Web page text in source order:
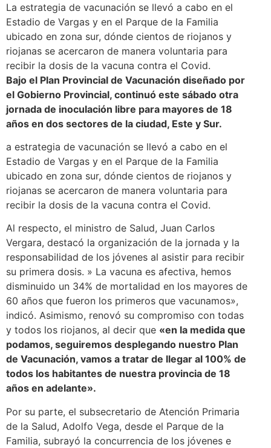
La estrategia de vacunación se llevó a cabo en el
Estadio de Vargas y en el Parque de la Familia
ubicado en zona sur, dónde cientos de riojanos y
riojanas se acercaron de manera voluntaria para
recibir la dosis de la vacuna contra el Covid.
Bajo el Plan Provincial de Vacunación diseñado por
el Gobierno Provincial, continuó este sábado otra
jornada de inoculación libre para mayores de 18
años en dos sectores de la ciudad, Este y Sur.
a estrategia de vacunación se llevó a cabo en el
Estadio de Vargas y en el Parque de la Familia
ubicado en zona sur, dónde cientos de riojanos y
riojanas se acercaron de manera voluntaria para
recibir la dosis de la vacuna contra el Covid.
Al respecto, el ministro de Salud, Juan Carlos
Vergara, destacó la organización de la jornada y la
responsabilidad de los jóvenes al asistir para recibir
su primera dosis. » La vacuna es afectiva, hemos
disminuido un 34% de mortalidad en los mayores de
60 años que fueron los primeros que vacunamos»,
indicó. Asimismo, renovó su compromiso con todas
y todos los riojanos, al decir que «en la medida que
podamos, seguiremos desplegando nuestro Plan
de Vacunación, vamos a tratar de llegar al 100% de
todos los habitantes de nuestra provincia de 18
años en adelante».
Por su parte, el subsecretario de Atención Primaria
de la Salud, Adolfo Vega, desde el Parque de la
Familia, subrayó la concurrencia de los jóvenes e